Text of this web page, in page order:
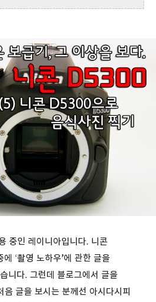
중인 레이니아입니다. 니콘
‘촬영 노하우’에 관한 글을
니다. 그런데 블로그에서 글을
글을 보시는 분께선 아시다시피